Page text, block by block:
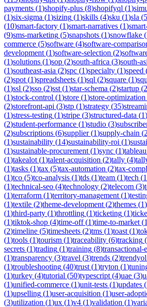
payments (1)shopify-plus (8)shopifyql (1)
(1)six-sigma (1)sizing (1)skills (4)sku (1)sla (5
(10)smart-factory (1)smart-narratives (1)
(9)sms-marketing (5)snapshots (1)snowflake (
commerce (5)software (4)software-
development (1)software-selection (2)
(1)solutions (1)sop (2)south-africa (3)south-
(1)southeast-asia (2)spc (1)specialty (1)speed
(2)spot (1)spreadsheets (1)sql (2)square (1)
(1)ssl (2)sso (2)sst (1)star-schema (2)startup (2
(1)stock-control (1)store (1)store-optimization
(2)storefront-api (3)stp (1)strategy (35)
(1)stress-testing (1)stripe (3)structured-data (1)
(2)student-performance (1)studio (3)
(2)subscriptions (6)supplier(1)supply-chain (
(1)sustainability (14)sustainability-roi (1)
(1)sustainable-procurement (1)sync (1)tableau
(1)takealot (1)talent-acquisition (2)tally (4)
(1)tasks (1)tax (5)tax-automation (2)tax-
(1)tco (5)tco-analysis (1)tds (1)team (1)tech (1
(1)technical-seo (4)technology (2)telecom (3)
(1)terraform (1)territory-management (1)
(1)textile (2)theme-development (2)themes (1)
(1)third-party (1)throttling (1)ticketing (1)
(1)tiktok-shop (4)time-off(1)time-to-market (1
(2)timeline (5)timesheets (2)tms (1)toast (1)
(1)tools (1)tourism (1)traceability (6)tracking (
secrets (1)trading (1)training (8)transactional-
(1)transparency (3)travel (3)trends (2)trendyol
(1)troubleshooting (40)trust (1)tryton (1)
(1)turkey (4)tutorial (50)typescript (4)uae (3)
(1)unified-commerce (1)unit-tests (1)updates (
(1)upselling (1)user-acquisition (1)user-
(3)utilization (1)ux (1)v4 (1)validation (1)